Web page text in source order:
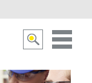
Suche